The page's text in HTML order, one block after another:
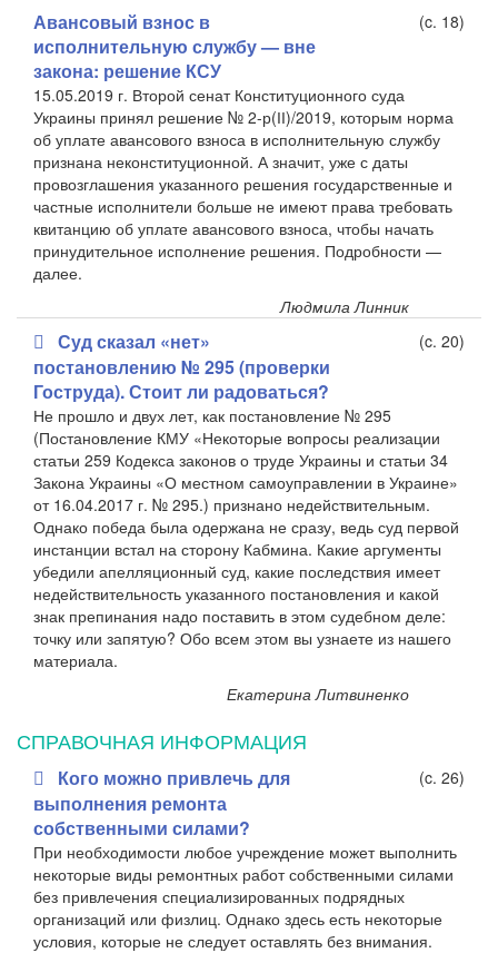
Авансовый взнос в
исполнительную службу — вне
закона: решение КСУ
(c. 18)
15.05.2019 г. Второй сенат Конституционного суда
Украины принял решение № 2-р(ІІ)/2019, которым норма
об уплате авансового взноса в исполнительную службу
признана неконституционной. А значит, уже с даты
провозглашения указанного решения государственные и
частные исполнители больше не имеют права требовать
квитанцию об уплате авансового взноса, чтобы начать
принудительное исполнение решения. Подробности —
далее.
Людмила Линник
Суд сказал «нет»
постановлению № 295 (проверки
Гоструда). Стоит ли радоваться?
(c. 20)
Не прошло и двух лет, как постановление № 295
(Постановление КМУ «Некоторые вопросы реализации
статьи 259 Кодекса законов о труде Украины и статьи 34
Закона Украины «О местном самоуправлении в Украине»
от 16.04.2017 г. № 295.) признано недействительным.
Однако победа была одержана не сразу, ведь суд первой
инстанции встал на сторону Кабмина. Какие аргументы
убедили апелляционный суд, какие последствия имеет
недействительность указанного постановления и какой
знак препинания надо поставить в этом судебном деле:
точку или запятую? Обо всем этом вы узнаете из нашего
материала.
Екатерина Литвиненко
СПРАВОЧНАЯ ИНФОРМАЦИЯ
Кого можно привлечь для
выполнения ремонта
собственными силами?
(c. 26)
При необходимости любое учреждение может выполнить
некоторые виды ремонтных работ собственными силами
без привлечения специализированных подрядных
организаций или физлиц. Однако здесь есть некоторые
условия, которые не следует оставлять без внимания.